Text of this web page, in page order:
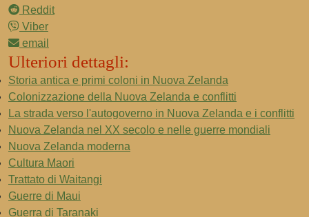
Reddit
Viber
email
Ulteriori dettagli:
Storia antica e primi coloni in Nuova Zelanda
Colonizzazione della Nuova Zelanda e conflitti
La strada verso l'autogoverno in Nuova Zelanda e i conflitti
Nuova Zelanda nel XX secolo e nelle guerre mondiali
Nuova Zelanda moderna
Cultura Maori
Trattato di Waitangi
Guerre di Maui
Guerra di Taranaki